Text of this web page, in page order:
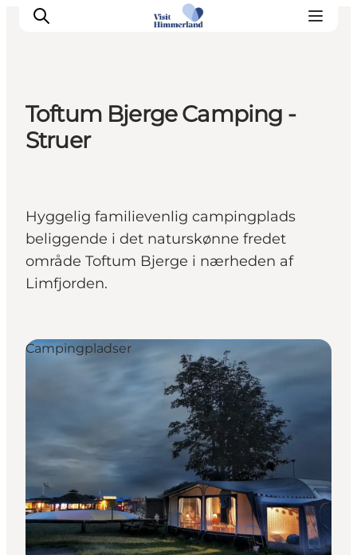
Oplev Himmerland
Planlæg din ferie
Book Oplevelser
Praktisk info
Toftum Bjerge Camping -
Struer
Hyggelig familievenlig campingplads
beliggende i det naturskønne fredet
område Toftum Bjerge i nærheden af
Limfjorden.
Campingpladser